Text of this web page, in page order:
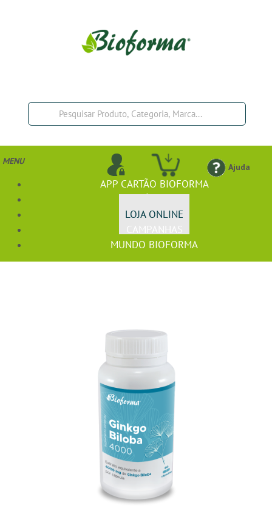
Ajuda
MENU
APP CARTÃO BIOFORMA
LOJA ONLINE
MUNDO BIOFORMA